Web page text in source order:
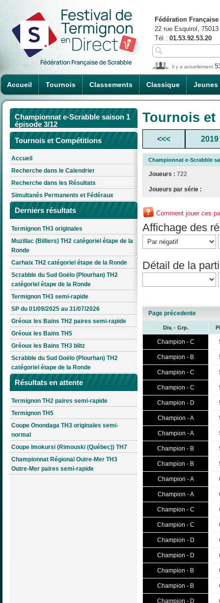
Accueil Tournois Classements Classique Jeunes
Fédération
22 rue Esquirol,
Tél : 01.53.92.53.20
Il y a actuellement
Championnat e-Scrabble saison 1
épisode 3/12
Tournois et Compétitions
Accueil
Recherche dans le Calendrier
Recherche dans les Résultats
Simultanés Permanents et Fédéraux
Derniers résultats
Termignon TH3 originales
Muzillac (Billiers) TH2 catégoriel étape de la
Ronde
Carhaix TH2 catégoriel étape de la Ronde
Scrabble du Sud Goëlo (Plourhan) TH2
catégoriel étape de la Ronde
Termignon TH3 semi-rapide
SP du 01/09/2025 au 31/07/2026
Gréoux les Bains TH2 paires semi-rapide
Gréoux les Bains TH5
Gréoux les Bains TH3 blitz
Scrabble du Sud Goëlo (Plourhan) TH2
catégoriel étape de la Ronde
Résultats en attente
Termignon TH2 paires semi-rapide
Termignon TH5
Coupe Onondaga TH3 originales semi-
normal
Coupe Imokursi (Rimouski (Québec)) TH7
Championnat Régional Outre-Mer TH3
Outre-Mer paires semi-rapide
Tournois
<<< 2019
Championnat e-Scrabble
Joueurs : 722
Joueurs par série :
Comment jouer ces
Affichage des
Détail de la
Page précedente
Div. - Grp.
Champion - C
Champion - B
Champion - C
Champion - C
Champion - D
Champion - A
Champion - A
Champion - B
Champion - B
Champion - A
Champion - A
Champion - C
Champion - C
Champion - D
Champion - D
Champion - B
Champion - B
Champion - D